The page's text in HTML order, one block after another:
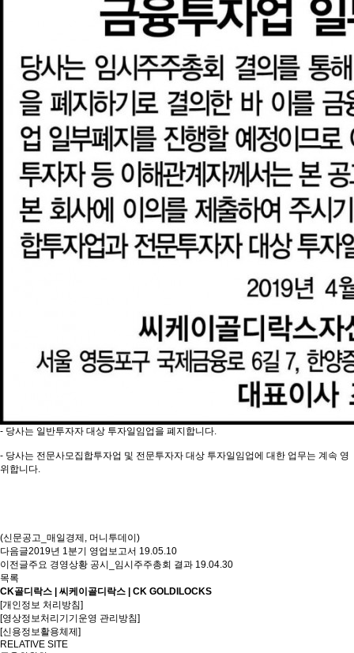
- 당사는 일반투자자 대상 투자일임업을 폐지합니다.
- 당사는 전문사모집합투자업 및 전문투자자 대상 투자일임업에 대한 업무는 계속 영
위합니다.
(신문공고_매일경제, 머니투데이)
다음글2019년 1분기 영업보고서 19.05.10
이전글주요 경영상황 공시_임시주주총회 결과 19.04.30
목록
CK골디락스 | 씨케이골디락스 | CK GOLDILOCKS
[개인정보 처리방침]
[영상정보처리기기운영 관리방침]
[신용정보활용체제]
RELATIVE SITE